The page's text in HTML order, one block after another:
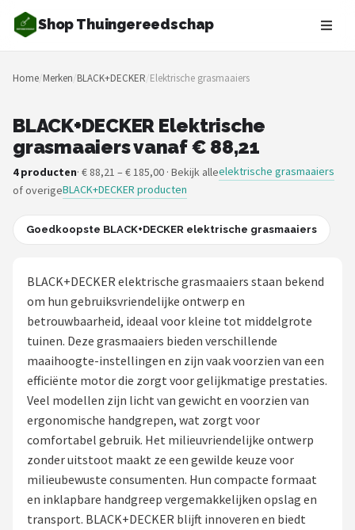
Shop Thuingereedschap
Zoeken
NAVIGATIE
Merken
Blog
Borderplanten
Hogedrukreinigers
Grastrimmers
Onkruidbranders
Shop
POPULAIRE MERKEN
To the South
GARDENA
Home/Merken/BLACK+DECKER/Elektrische grasmaaiers
BLACK+DECKER Elektrische
grasmaaiers vanaf € 88,21
4 producten· € 88,21 – € 185,00 · Bekijk alleelektrische grasmaaiers
of overigeBLACK+DECKER producten
Goedkoopste BLACK+DECKER elektrische grasmaaiers
BLACK+DECKER elektrische grasmaaiers staan bekend
om hun gebruiksvriendelijke ontwerp en
betrouwbaarheid, ideaal voor kleine tot middelgrote
tuinen. Deze grasmaaiers bieden verschillende
maaihoogte-instellingen en zijn vaak voorzien van een
efficiënte motor die zorgt voor gelijkmatige prestaties.
Veel modellen zijn licht van gewicht en voorzien van
ergonomische handgrepen, wat zorgt voor
comfortabel gebruik. Het milieuvriendelijke ontwerp
zonder uitstoot maakt ze een gewilde keuze voor
milieubewuste consumenten. Hun compacte formaat
en inklapbare handgreep vergemakkelijken opslag en
transport. BLACK+DECKER blijft innoveren en biedt